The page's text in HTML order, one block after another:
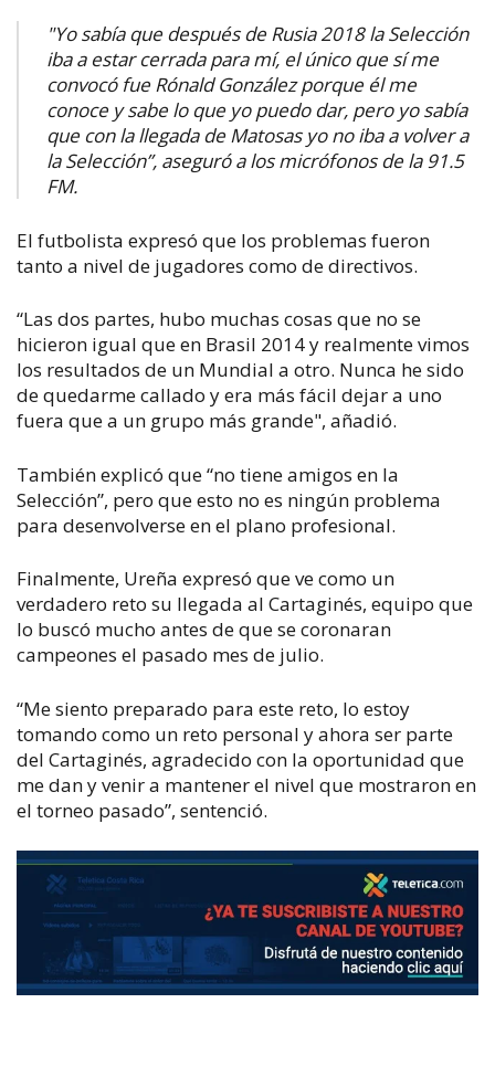
"Yo sabía que después de Rusia 2018 la Selección
iba a estar cerrada para mí, el único que sí me
convocó fue Rónald González porque él me
conoce y sabe lo que yo puedo dar, pero yo sabía
que con la llegada de Matosas yo no iba a volver a
la Selección”, aseguró a los micrófonos de la 91.5
FM.
El futbolista expresó que los problemas fueron
tanto a nivel de jugadores como de directivos.
“Las dos partes, hubo muchas cosas que no se
hicieron igual que en Brasil 2014 y realmente vimos
los resultados de un Mundial a otro. Nunca he sido
de quedarme callado y era más fácil dejar a uno
fuera que a un grupo más grande", añadió.
También explicó que “no tiene amigos en la
Selección”, pero que esto no es ningún problema
para desenvolverse en el plano profesional.
Finalmente, Ureña expresó que ve como un
verdadero reto su llegada al Cartaginés, equipo que
lo buscó mucho antes de que se coronaran
campeones el pasado mes de julio.
“Me siento preparado para este reto, lo estoy
tomando como un reto personal y ahora ser parte
del Cartaginés, agradecido con la oportunidad que
me dan y venir a mantener el nivel que mostraron en
el torneo pasado”, sentenció.